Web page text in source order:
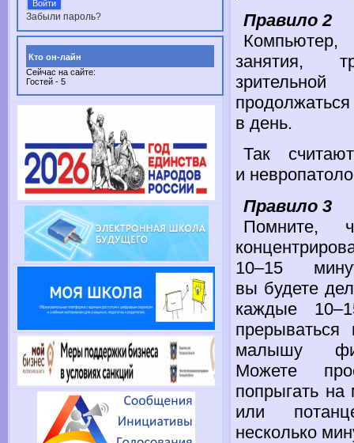
Забыли пароль?
Кто он-лайн
Сейчас на сайте:
Гостей - 5
Правило 2
занятия,
в день.
Так
и
Правило 3
Помните,
10–15
вы будете
каждые
прерываться
малышу
Можете
попрыгать на
или
несколько